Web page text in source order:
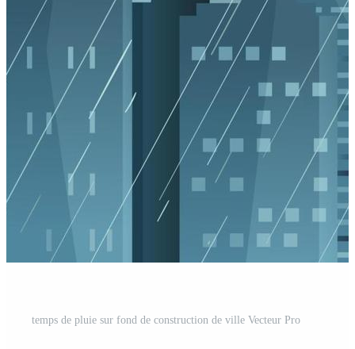
temps de pluie sur fond de construction de ville Vecteur Pro